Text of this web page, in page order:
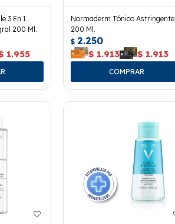
3 En 1
200 Ml.
1.955
Normaderm Tónico Astringente
200 Ml.
$ 2.250
$ 1.913 $ 1.913